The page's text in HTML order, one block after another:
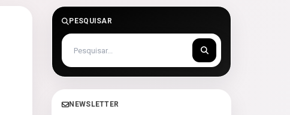
PESQUISAR
NEWSLETTER